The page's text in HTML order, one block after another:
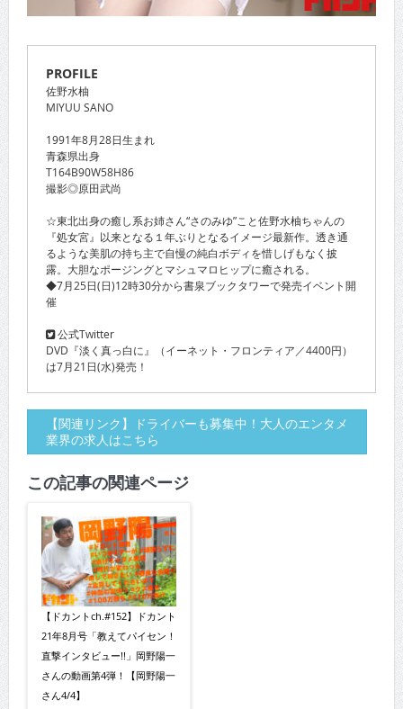
PROFILE
佐野水柚
MIYUU SANO
1991年8月28日生まれ
青森県出身
T164B90W58H86
撮影◎原田武尚
☆東北出身の癒し系お姉さん“さのみゆ”こと佐野水柚ちゃんの
『処女宮』以来となる１年ぶりとなるイメージ最新作。透き通
るような美肌の持ち主で自慢の純白ボディを惜しげもなく披
露。大胆なポージングとマシュマロヒップに癒される。
◆7月25日(日)12時30分から書泉ブックタワーで発売イベント開
催
公式Twitter
DVD『淡く真っ白に』（イーネット・フロンティア／4400円）
は7月21日(水)発売！
【関連リンク】ドライバーも募集中！大人のエンタメ
業界の求人はこちら
この記事の関連ページ
【ドカントch.#152】ドカント
21年8月号「教えてパイセン！
直撃インタビュー!!」岡野陽一
さんの動画第4弾！【岡野陽一
さん4/4】